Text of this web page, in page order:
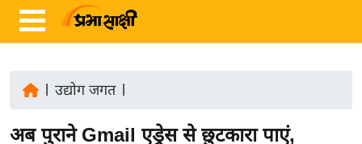
ज़ा
उद्योग जगत|
अब पुराने Gmail एड्रेस से छुटकारा पाएं,